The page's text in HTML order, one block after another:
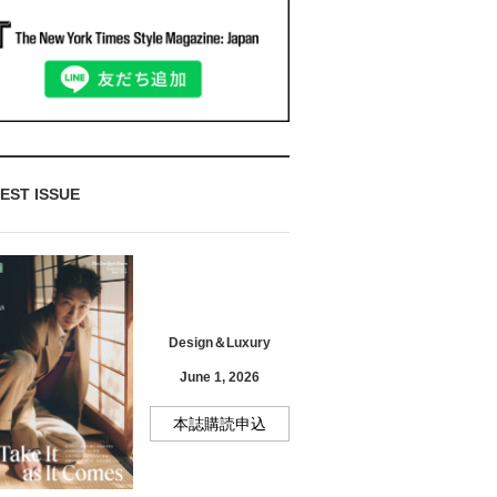
ISSUE
Design＆Luxury
June 1, 2026
本誌購読申込